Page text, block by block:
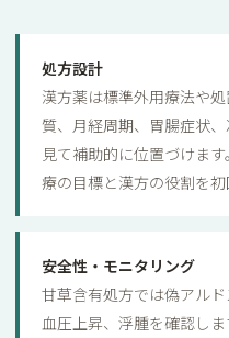
処方設計
漢方薬は標準外用療法や
質、月経周期、胃腸症状
見て補助的に位置づけま
療の目標と漢方の役割を初
安全性・モニタリング
甘草含有処方では偽アルド
血圧上昇、浮腫を確認し